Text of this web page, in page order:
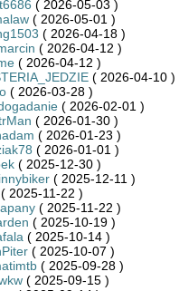
( 2026-05-03 )
( 2026-05-01 )
( 2026-04-18 )
( 2026-04-12 )
( 2026-04-12 )
( 2026-04-10 )
( 2026-03-28 )
( 2026-02-01 )
( 2026-01-30 )
( 2026-01-23 )
( 2026-01-01 )
( 2025-12-30 )
( 2025-12-11 )
( 2025-11-22 )
( 2025-11-22 )
( 2025-10-19 )
( 2025-10-14 )
( 2025-10-07 )
( 2025-09-28 )
( 2025-09-15 )